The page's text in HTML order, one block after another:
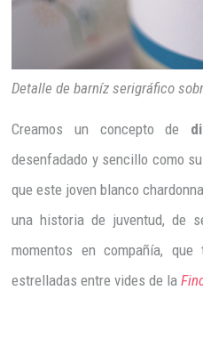
Detalle de barníz serigráfico
Creamos un concepto de
desenfadado y sencillo como
que este joven blanco
una historia de juventud, de
momentos en compañía,
estrelladas entre vides de la